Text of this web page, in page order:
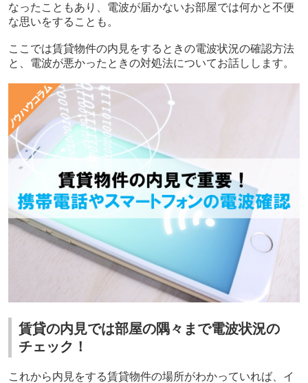
なったこともあり、電波が届かないお部屋では何かと不便
な思いをすることも。
ここでは賃貸物件の内見をするときの電波状況の確認方法
と、電波が悪かったときの対処法についてお話しします。
賃貸の内見では部屋の隅々まで電波状況の
チェック！
これから内見をする賃貸物件の場所がわかっていれば、イ